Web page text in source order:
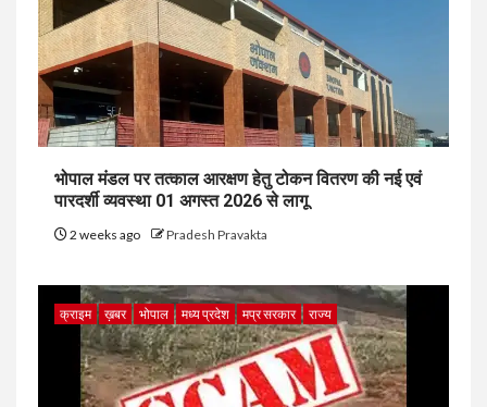
भोपाल मंडल पर तत्काल आरक्षण हेतु टोकन वितरण की नई एवं
पारदर्शी व्यवस्था 01 अगस्त 2026 से लागू
2 weeks ago Pradesh Pravakta
क्राइम ख़बर भोपाल मध्य प्रदेश मप्र सरकार राज्य